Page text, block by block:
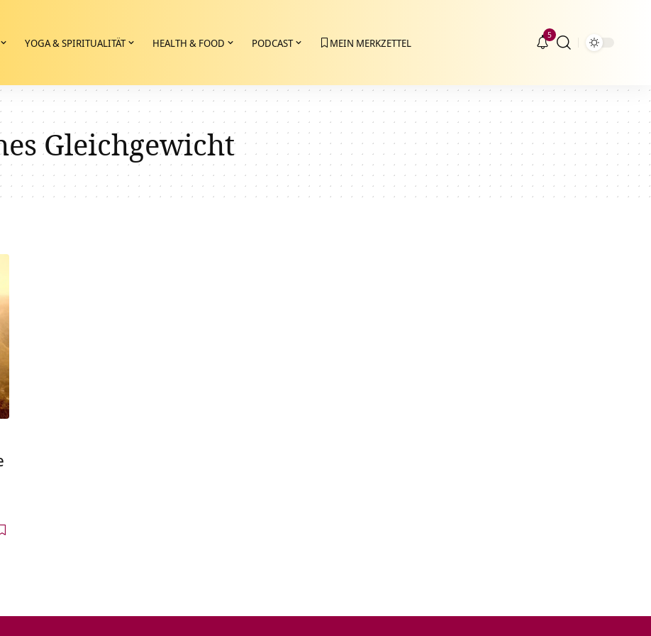
YOGA & SPIRITUALITÄT HEALTH & FOOD PODCAST MEIN MERKZETTEL
5
Gleichgewicht